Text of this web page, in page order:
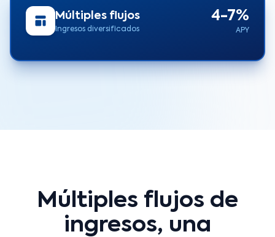
Múltiples flujos
Ingresos diversificados
4-7%
APY
Múltiples flujos de
ingresos, una